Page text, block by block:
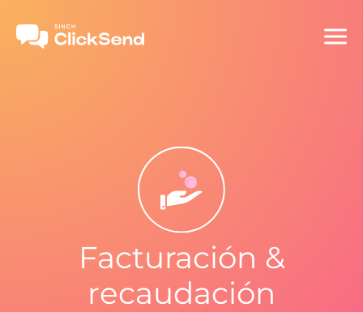
Facturación &
recaudación